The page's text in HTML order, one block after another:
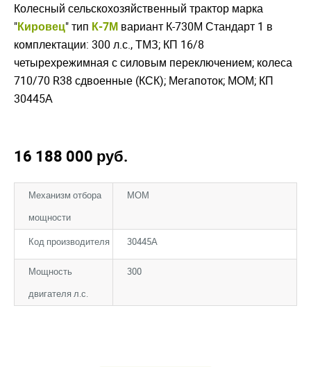
Колесный сельскохозяйственный трактор марка
"Кировец" тип К-7М вариант К-730М Стандарт 1 в
комплектации: 300 л.с., ТМЗ; КП 16/8
четырехрежимная с силовым переключением; колеса
710/70 R38 сдвоенные (КСК); Мегапоток; МОМ; КП
30445А
16 188 000 руб.
Механизм отбора
мощности
МОМ
Код производителя 30445А
Мощность
двигателя л.с.
300